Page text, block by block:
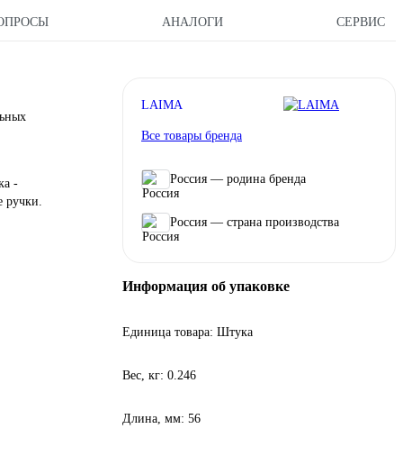
АНАЛОГИ СЕРВИС
-
ручки.
LAIMA
Все товары бренда
Россия — родина бренда
Россия — страна производства
Информация об упаковке
Единица товара: Штука
Вес, кг: 0.246
Длина, мм: 56